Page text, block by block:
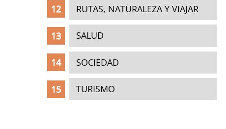
RUTAS, NATURALEZA Y VIAJAR
SALUD
SOCIEDAD
TURISMO